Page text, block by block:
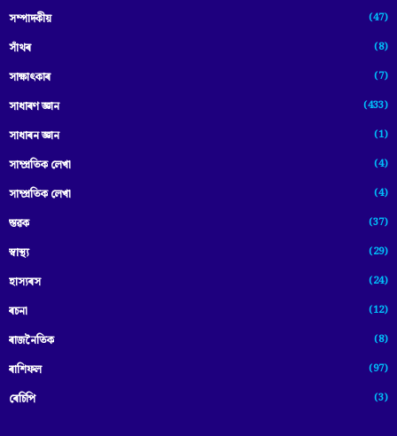
সম্পাদকীয় (47)
সাঁথৰ (8)
সাক্ষাৎকাৰ (7)
সাধাৰণ জ্ঞান (433)
সাধাৰন জ্ঞান (1)
সাম্প্রতিক লেখা (4)
সাম্প্ৰতিক লেখা (4)
স্তৱক (37)
স্বাস্থ্য (29)
হাস্যৰস (24)
ৰচনা (12)
ৰাজনৈতিক (8)
ৰাশিফল (97)
ৰেচিপি (3)